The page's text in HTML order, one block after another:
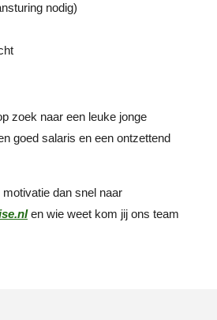
nodig)
zoek naar een leuke jonge
goed salaris en een ontzettend
dan snel naar
en wie weet kom jij ons team